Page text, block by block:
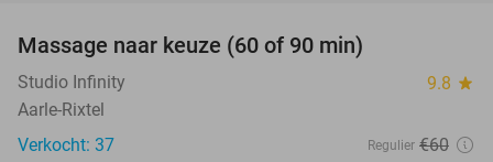
Massage naar keuze (60 of 90 min)
Studio Infinity 9.8 star
Aarle-Rixtel
Verkocht: 37
Regulier €60